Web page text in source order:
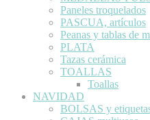
Paneles troquelados
PASCUA, artículos
Peanas y tablas de
PLATA
Tazas cerámica
TOALLAS
Toallas
NAVIDAD
BOLSAS y